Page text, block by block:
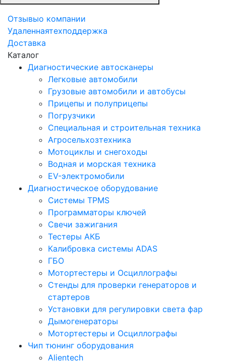
Отзывыо компании
Удаленнаятехподдержка
Доставка
Каталог
Диагностические автосканеры
Легковые автомобили
Грузовые автомобили и автобусы
Прицепы и полуприцепы
Погрузчики
Специальная и строительная техника
Агросельхозтехника
Мотоциклы и снегоходы
Водная и морская техника
EV-электромобили
Диагностическое оборудование
Системы TPMS
Программаторы ключей
Свечи зажигания
Тестеры АКБ
Калибровка системы ADAS
ГБО
Мотортестеры и Осциллографы
Стенды для проверки генераторов и
стартеров
Установки для регулировки света фар
Дымогенераторы
Мотортестеры и Осциллографы
Чип тюнинг оборудования
Alientech